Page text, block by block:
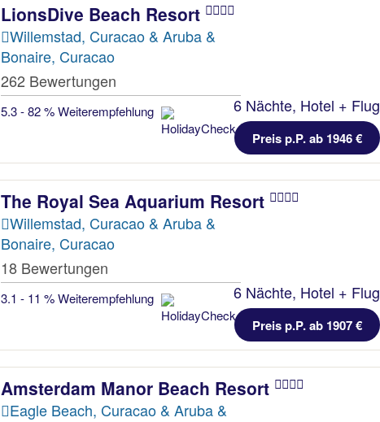
LionsDive Beach Resort
Willemstad, Curacao & Aruba &
Bonaire, Curacao
262 Bewertungen
5.3 - 82 % Weiterempfehlung 6 Nächte, Hotel + Flug
Preis p.P. ab 1946 €
The Royal Sea Aquarium Resort
Willemstad, Curacao & Aruba &
Bonaire, Curacao
18 Bewertungen
3.1 - 11 % Weiterempfehlung 6 Nächte, Hotel + Flug
Preis p.P. ab 1907 €
Amsterdam Manor Beach Resort
Eagle Beach, Curacao & Aruba &